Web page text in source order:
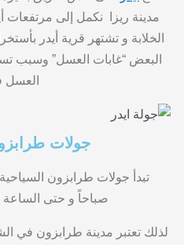
مدينة ريزا نكمل إلى مرتفعات
الخلابة و تشتهر قرية أيدر
البعض “غابات العسل” وسبب
العسل
جولات
صباحاً و حتى الساعة
لذلكتعتبر مدينة طرابزون في